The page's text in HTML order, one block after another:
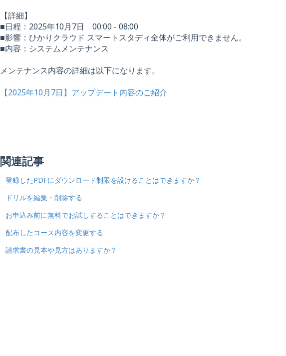
【詳細】
■日程：2025年10月7日 00:00 - 08:00
■影響：ひかりクラウド スマートスタディ全体がご利用できません。
■内容：システムメンテナンス
メンテナンス内容の詳細は以下になります。
【2025年10月7日】アップデート内容のご紹介
関連記事
登録したPDFにダウンロード制限を設けることはできますか？
ドリルを編集・削除する
お申込み前に無料でお試しすることはできますか？
配布したコース内容を変更する
請求書の見本や見方はありますか？